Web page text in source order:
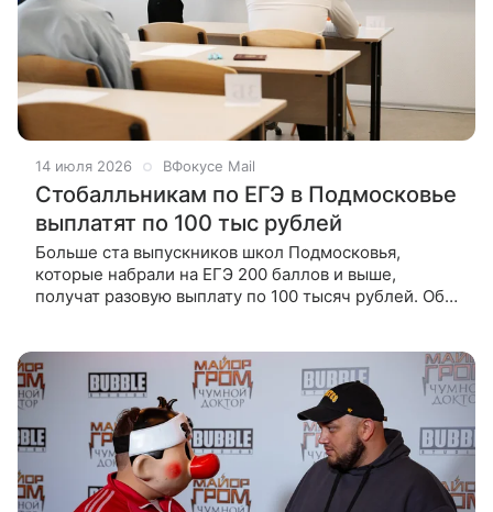
14 июля 2026 ВФокусе Mail
Стобалльникам по ЕГЭ в Подмосковье
выплатят по 100 тыс рублей
Больше ста выпускников школ Подмосковья,
которые набрали на ЕГЭ 200 баллов и выше,
получат разовую выплату по 100 тысяч рублей. Об